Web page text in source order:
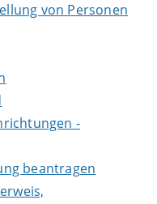
von Personen
-
beantragen